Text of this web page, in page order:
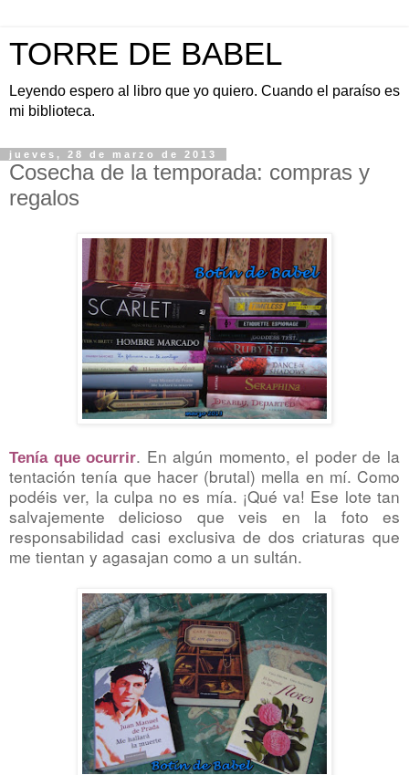
TORRE DE BABEL
Leyendo espero al libro que yo quiero. Cuando el paraíso es
mi biblioteca.
jueves, 28 de marzo de 2013
Cosecha de la temporada: compras y
regalos
Tenía que ocurrir. En algún momento, el poder de la
tentación tenía que hacer (brutal) mella en mí. Como
podéis ver, la culpa no es mía. ¡Qué va! Ese lote tan
salvajemente delicioso que veis en la foto es
responsabilidad casi exclusiva de dos criaturas que
me tientan y agasajan como a un sultán.